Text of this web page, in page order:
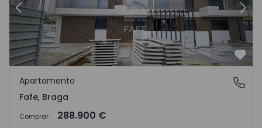
Anterior
Fafe, Braga
Apartamento
Fafe, Braga
Comprar 288.900 €